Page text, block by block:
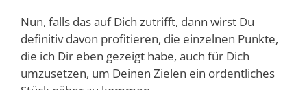
Nun, falls das auf Dich zutrifft, dann wirst Du
definitiv davon profitieren, die einzelnen Punkte,
die ich Dir eben gezeigt habe, auch für Dich
umzusetzen, um Deinen Zielen ein ordentliches